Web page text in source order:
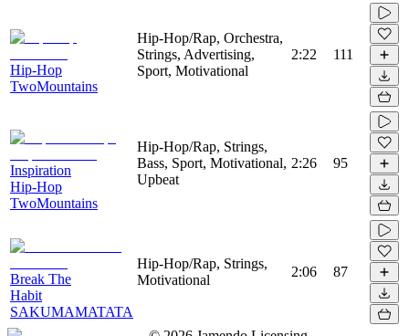
Hip-Hop
TwoMountains
Hip-Hop/Rap, Orchestra,
Strings, Advertising,
Sport, Motivational
2:22 111
Inspiration
Hip-Hop
TwoMountains
Hip-Hop/Rap, Strings,
Bass, Sport, Motivational,
Upbeat
2:26 95
Break The
Habit
SAKUMAMATATA
Hip-Hop/Rap, Strings,
Motivational
2:06 87